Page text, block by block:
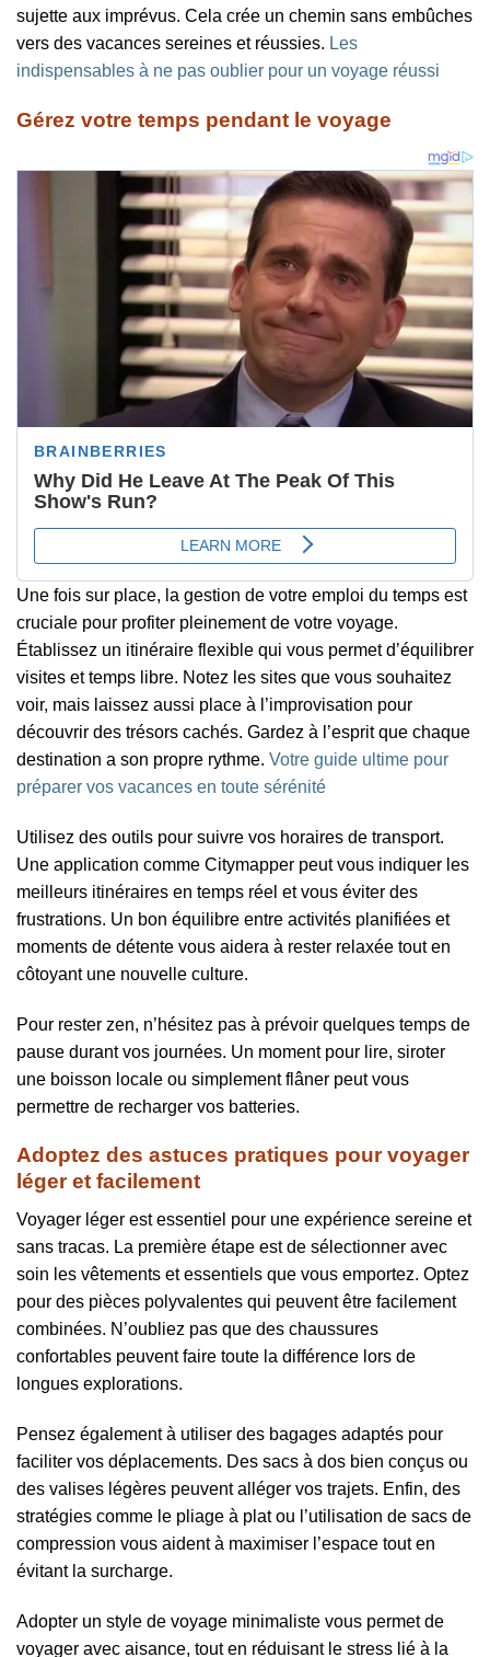
sujette aux imprévus. Cela crée un chemin sans embûches
vers des vacances sereines et réussies. Les
indispensables à ne pas oublier pour un voyage réussi
Gérez votre temps pendant le voyage
Une fois sur place, la gestion de votre emploi du temps est
cruciale pour profiter pleinement de votre voyage.
Établissez un itinéraire flexible qui vous permet d’équilibrer
visites et temps libre. Notez les sites que vous souhaitez
voir, mais laissez aussi place à l’improvisation pour
découvrir des trésors cachés. Gardez à l’esprit que chaque
destination a son propre rythme. Votre guide ultime pour
préparer vos vacances en toute sérénité
Utilisez des outils pour suivre vos horaires de transport.
Une application comme Citymapper peut vous indiquer les
meilleurs itinéraires en temps réel et vous éviter des
frustrations. Un bon équilibre entre activités planifiées et
moments de détente vous aidera à rester relaxée tout en
côtoyant une nouvelle culture.
Pour rester zen, n’hésitez pas à prévoir quelques temps de
pause durant vos journées. Un moment pour lire, siroter
une boisson locale ou simplement flâner peut vous
permettre de recharger vos batteries.
Adoptez des astuces pratiques pour voyager
léger et facilement
Voyager léger est essentiel pour une expérience sereine et
sans tracas. La première étape est de sélectionner avec
soin les vêtements et essentiels que vous emportez. Optez
pour des pièces polyvalentes qui peuvent être facilement
combinées. N’oubliez pas que des chaussures
confortables peuvent faire toute la différence lors de
longues explorations.
Pensez également à utiliser des bagages adaptés pour
faciliter vos déplacements. Des sacs à dos bien conçus ou
des valises légères peuvent alléger vos trajets. Enfin, des
stratégies comme le pliage à plat ou l’utilisation de sacs de
compression vous aident à maximiser l’espace tout en
évitant la surcharge.
Adopter un style de voyage minimaliste vous permet de
voyager avec aisance, tout en réduisant le stress lié à la